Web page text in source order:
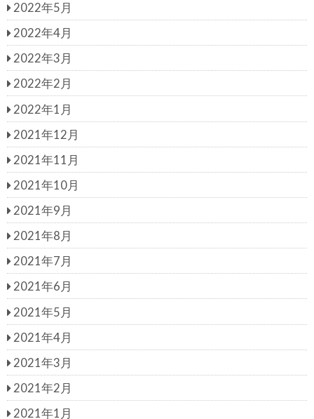
2022年5月
2022年4月
2022年3月
2022年2月
2022年1月
2021年12月
2021年11月
2021年10月
2021年9月
2021年8月
2021年7月
2021年6月
2021年5月
2021年4月
2021年3月
2021年2月
2021年1月